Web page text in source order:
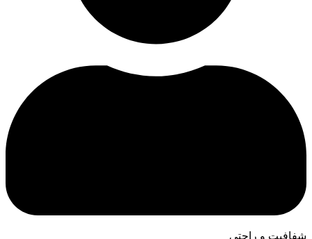
شفافیت و راحتی